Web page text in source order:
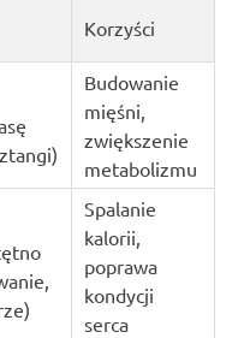
Korzyści
Budowanie
mięśni,
zwiększenie
metabolizmu
Spalanie
kalorii,
poprawa
kondycji
serca